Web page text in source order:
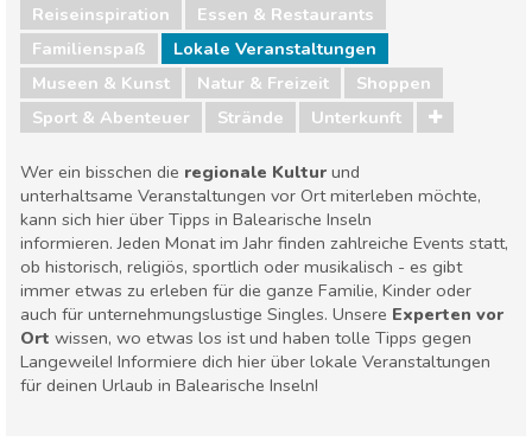
Reiseinspiration
Essen & Restaurants
Familienspaß
Lokale Veranstaltungen
Museen & Kunst
Natur & Freizeit
Shoppen
Sport & Abenteuer
Strände Unterkunft
Wer ein bisschen die regionale Kultur und
unterhaltsame Veranstaltungen vor Ort miterleben möchte,
kann sich hier über Tipps in Balearische Inseln
informieren. Jeden Monat im Jahr finden zahlreiche Events statt,
ob historisch, religiös, sportlich oder musikalisch - es gibt
immer etwas zu erleben für die ganze Familie, Kinder oder
auch für unternehmungslustige Singles. Unsere Experten vor
Ort wissen, wo etwas los ist und haben tolle Tipps gegen
Langeweile! Informiere dich hier über lokale Veranstaltungen
für deinen Urlaub in Balearische Inseln!